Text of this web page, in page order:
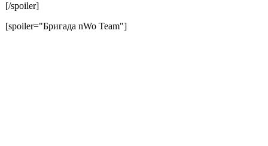
[/spoiler]
[spoiler="Бригада nWo Team"]